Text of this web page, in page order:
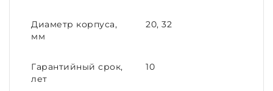
Диаметр корпуса,
мм
20, 32
Гарантийный срок,
лет
10